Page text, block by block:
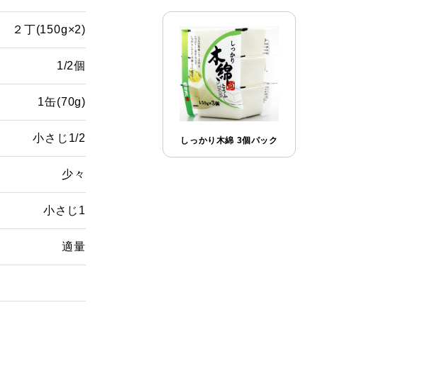
２丁(150g×2)
1/2個
1缶(70g)
小さじ1/2
少々
小さじ1
適量
しっかり木綿 3個パック